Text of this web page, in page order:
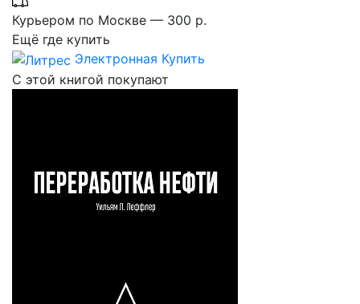
Курьером по Москве — 300 р.
Ещё где купить
Электронная Купить
С этой книгой покупают